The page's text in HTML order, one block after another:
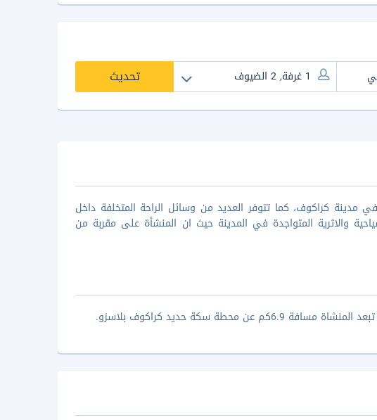
تحديث
الاقامة فئة ال3 نجوم المتوجدة في مدينة كراكوف، كما تتوفر العديد من وسائل الراحة المتخلفة داخل
والاثرية المتواجدة في المدينة حيث ان المنشأة على مقربة من